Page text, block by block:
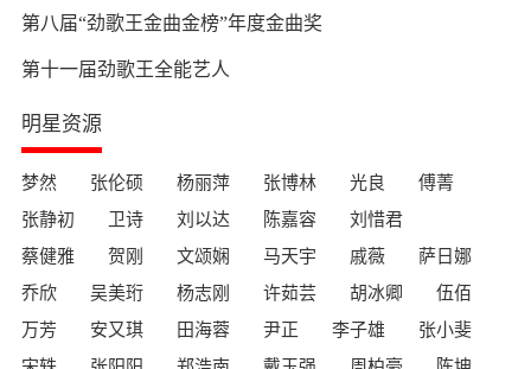
第八届“劲歌王金曲金榜”年度金曲奖
第十一届劲歌王全能艺人
明星资源
梦然 张伦硕 杨丽萍 张博林 光良
傅菁
张静初
卫诗 刘以达 陈嘉容
刘惜君
蔡健雅
贺刚 文颂娴 马天宇 戚薇
萨日娜
乔欣
吴美珩 杨志刚 许茹芸 胡冰卿
伍佰
万芳
安又琪 田海蓉 尹正 李子雄
张小斐